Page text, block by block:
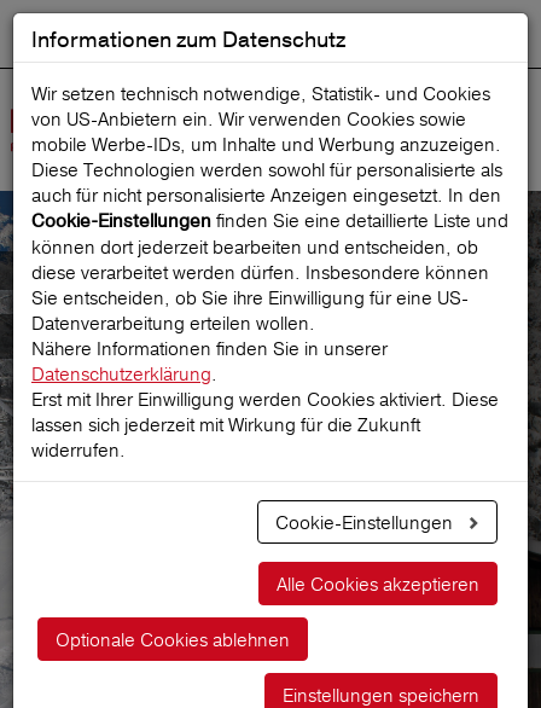
Suche starten
Beratung & Kontakt
Beratung & Kontakt
Informationen zum Datenschutz
Wir setzen technisch notwendige, Statistik- und Cookies
von US-Anbietern ein. Wir verwenden Cookies sowie
mobile Werbe‑IDs, um Inhalte und Werbung anzuzeigen.
Diese Technologien werden sowohl für personalisierte als
auch für nicht personalisierte Anzeigen eingesetzt. In den
Cookie-Einstellungen finden Sie eine detaillierte Liste und
können dort jederzeit bearbeiten und entscheiden, ob
diese verarbeitet werden dürfen. Insbesondere können
Sie entscheiden, ob Sie ihre Einwilligung für eine US-
Datenverarbeitung erteilen wollen.
Nähere Informationen finden Sie in unserer
Datenschutzerklärung.
Erst mit Ihrer Einwilligung werden Cookies aktiviert. Diese
lassen sich jederzeit mit Wirkung für die Zukunft
widerrufen.
Cookie-Einstellungen
Alle Cookies akzeptieren
Optionale Cookies ablehnen
Einstellungen speichern